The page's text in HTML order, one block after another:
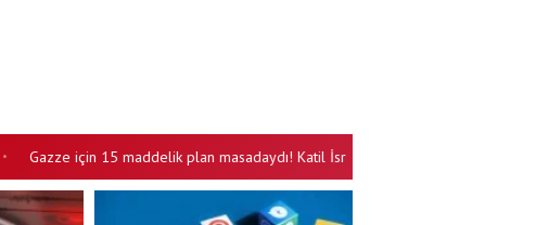
Gazze için 15 maddelik plan masadaydı! Katil İsrail reddetti, karar ABD’ye iletildi